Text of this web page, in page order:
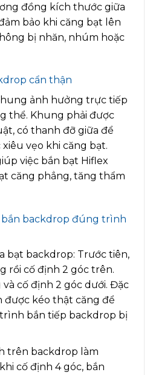
đồng kích thước giữa
bảo khi căng bạt lên
bị nhăn, nhúm hoặc
cẩn thận
ảnh hưởng trực tiếp
thể. Khung phải được
có thanh đỡ giữa để
vẹo khi căng bạt.
việc bắn bạt Hiflex
căng phẳng, tăng thẩm
backdrop đúng trình
bạt backdrop: Trước tiên,
rồi cố định 2 góc trên.
và cố định 2 góc dưới. Đặc
được kéo thật căng để
bắn tiếp backdrop bị
trên backdrop làm
cố định 4 góc, bắn